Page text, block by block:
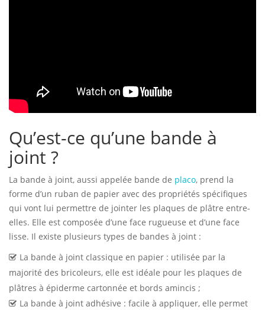
Qu’est-ce qu’une bande à
joint ?
La bande à joint, aussi appelée bande de placo, prend la
forme d’un ruban de papier avec des propriétés spécifiques
qui vont lui permettre de jointer les plaques de plâtre entre-
elles. Elle est composée d’une face rugueuse et d’une face
lisse. Il existe plusieurs types de bandes à joint :
La bande à joint classique en papier : utilisée par la
majorité des bricoleurs, elle est idéale pour les plaques de
plâtres à épiderme cartonnée et bords amincis ;
La bande à joint adhésive : facile à appliquer, elle permet